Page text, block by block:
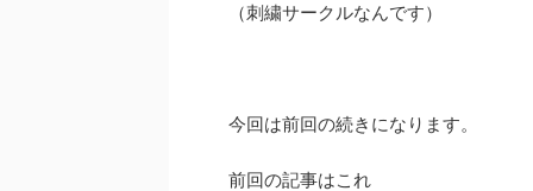
（刺繍サークルなんです）
今回は前回の続きになります。
前回の記事はこれ